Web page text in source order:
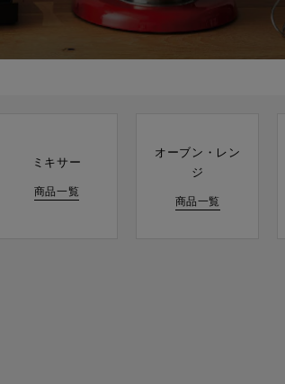
ミキサー
商品一覧
オーブン・レン
ジ
商品一覧